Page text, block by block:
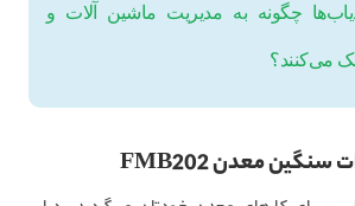
چگونه به مدیریت ماشین آلات و
می‌کنند؟
FMB202